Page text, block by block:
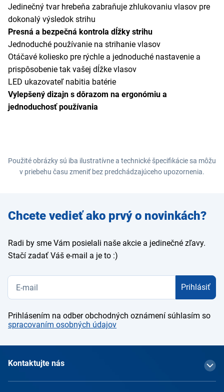
Jedinečný tvar hrebeňa zabraňuje zhlukovaniu vlasov pre
dokonalý výsledok strihu
Presná a bezpečná kontrola dĺžky strihu
Jednoduché používanie na strihanie vlasov
Otáčavé koliesko pre rýchle a jednoduché nastavenie a
prispôsobenie tak vašej dĺžke vlasov
LED ukazovateľ nabitia batérie
Vylepšený dizajn s dôrazom na ergonómiu a
jednoduchosť používania
Použité obrázky sú iba ilustratívne a technické špecifikácie sa môžu
v priebehu času zmeniť bez predchádzajúceho upozornenia.
Zadajte
e-mail
Chcete vedieť ako prvý o novinkách?
Radi by sme Vám posielali naše akcie a jedinečné zľavy.
Stačí zadať Váš e-mail a je to :)
Prihlásiť
Prihlásením na odber obchodných oznámení súhlasím so
spracovaním osobných údajov
Kontaktujte nás